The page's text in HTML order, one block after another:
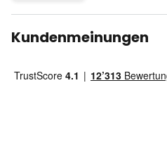
Kundenmeinungen